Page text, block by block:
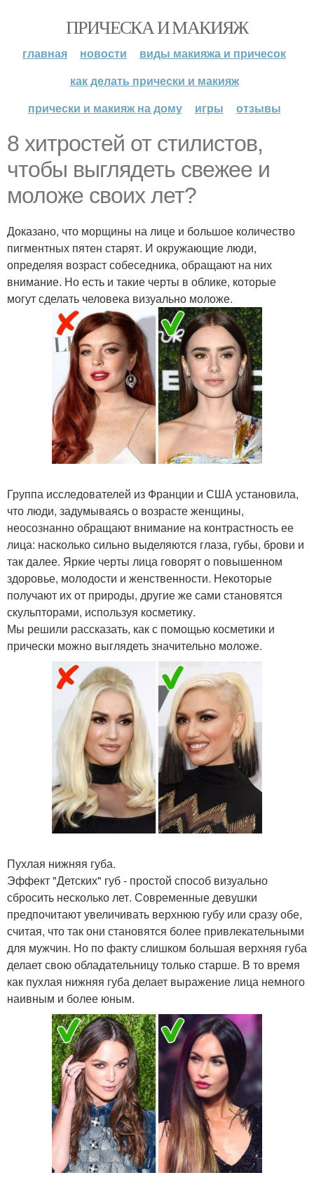
ПРИЧЕСКА И МАКИЯЖ
главная новости
виды макияжа и причесок
как делать прически и макияж
прически и макияж на дому
игры отзывы
8 хитростей от стилистов,
чтобы выглядеть свежее и
моложе своих лет?
Доказано, что морщины на лице и большое количество
пигментных пятен старят. И окружающие люди,
определяя возраст собеседника, обращают на них
внимание. Но есть и такие черты в облике, которые
могут сделать человека визуально моложе.
Группа исследователей из Франции и США установила,
что люди, задумываясь о возрасте женщины,
неосознанно обращают внимание на контрастность ее
лица: насколько сильно выделяются глаза, губы, брови и
так далее. Яркие черты лица говорят о повышенном
здоровье, молодости и женственности. Некоторые
получают их от природы, другие же сами становятся
скульпторами, используя косметику.
Мы решили рассказать, как с помощью косметики и
прически можно выглядеть значительно моложе.
Пухлая нижняя губа.
Эффект "Детских" губ - простой способ визуально
сбросить несколько лет. Современные девушки
предпочитают увеличивать верхнюю губу или сразу обе,
считая, что так они становятся более привлекательными
для мужчин. Но по факту слишком большая верхняя губа
делает свою обладательницу только старше. В то время
как пухлая нижняя губа делает выражение лица немного
наивным и более юным.